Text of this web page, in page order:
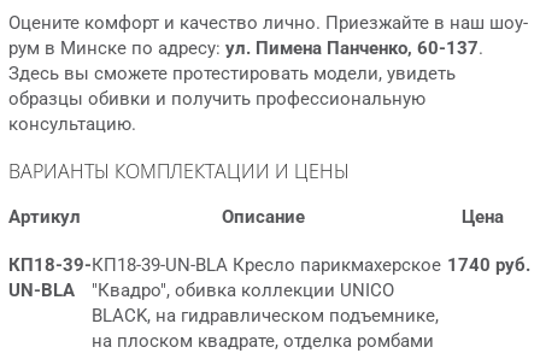
алогов в масс-маркете. Это цвет статуса, власти и бескомпр
омиссной элегантности. В VIP LUX салонах чёрный цвет ста
новится фоном для ярких дизайнерских решений, подчерки
вая дороговизну пространства и не отвлекая внимание от
работы мастера. На такой обивке не видно следов эксплуат
ации — она сохраняет безупречный вид даже после самого
Оцените комфорт и качество лично. Приезжайте в наш шоу-
рум в Минске по адресу: ул. Пимена Панченко, 60-137.
Здесь вы сможете протестировать модели, увидеть
образцы обивки и получить профессиональную
консультацию.
ВАРИАНТЫ КОМПЛЕКТАЦИИ И ЦЕНЫ
Артикул Описание Цена
КП18-39-
UN-BLA
КП18-39-UN-BLA Кресло парикмахерское
"Квадро", обивка коллекции UNICO
BLACK, на гидравлическом подъемнике,
на плоском квадрате, отделка ромбами
1740 руб.